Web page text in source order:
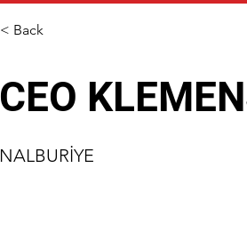
< Back
CEO
NALBURİYE